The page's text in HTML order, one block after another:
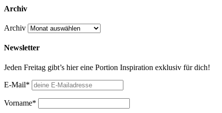
Archiv
Archiv
Newsletter
Jeden Freitag gibt’s hier eine Portion Inspiration exklusiv für dich!
E-Mail*
Vorname*